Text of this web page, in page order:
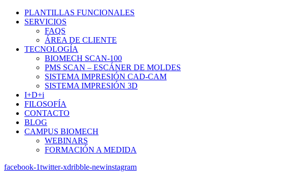
PLANTILLAS FUNCIONALES
SERVICIOS
FAQS
ÁREA DE CLIENTE
TECNOLOGÍA
BIOMECH SCAN-100
PMS SCAN – ESCÁNER DE MOLDES
SISTEMA IMPRESIÓN CAD-CAM
SISTEMA IMPRESIÓN 3D
I+D+i
FILOSOFÍA
CONTACTO
BLOG
CAMPUS BIOMECH
WEBINARS
FORMACIÓN A MEDIDA
facebook-1twitter-xdribble-newinstagram